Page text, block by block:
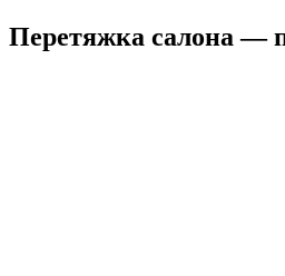
Перетяжка салона —